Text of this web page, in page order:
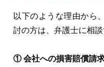
以下のような理由から
討の方は、弁護士に相
① 会社への損害賠償請